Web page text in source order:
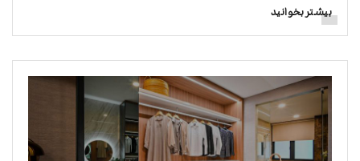
بیشتر بخوانید